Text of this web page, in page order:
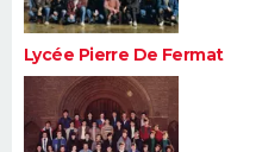
Lycée Pierre De Fermat